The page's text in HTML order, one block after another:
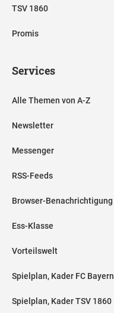
TSV 1860
Promis
Services
Alle Themen von A-Z
Newsletter
Messenger
RSS-Feeds
Browser-Benachrichtigung
Ess-Klasse
Vorteilswelt
Spielplan, Kader FC Bayern
Spielplan, Kader TSV 1860